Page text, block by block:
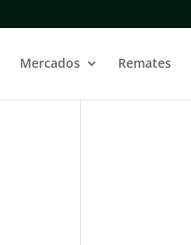
Mercados Remates